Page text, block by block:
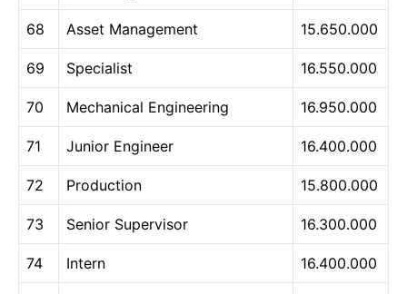
68 Asset Management 15.650.000
69 Specialist 16.550.000
70 Mechanical Engineering 16.950.000
71 Junior Engineer 16.400.000
72 Production 15.800.000
73 Senior Supervisor 16.300.000
74 Intern 16.400.000